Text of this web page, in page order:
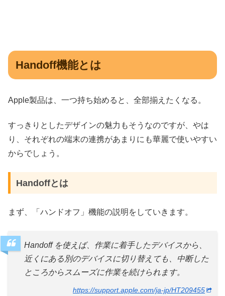
Handoff機能とは
Apple製品は、一つ持ち始めると、全部揃えたくなる。
すっきりとしたデザインの魅力もそうなのですが、やは
り、それぞれの端末の連携があまりにも華麗で使いやすい
からでしょう。
Handoffとは
まず、「ハンドオフ」機能の説明をしていきます。
Handoff を使えば、作業に着手したデバイスから、
近くにある別のデバイスに切り替えても、中断した
ところからスムーズに作業を続けられます。
https://support.apple.com/ja-jp/HT209455